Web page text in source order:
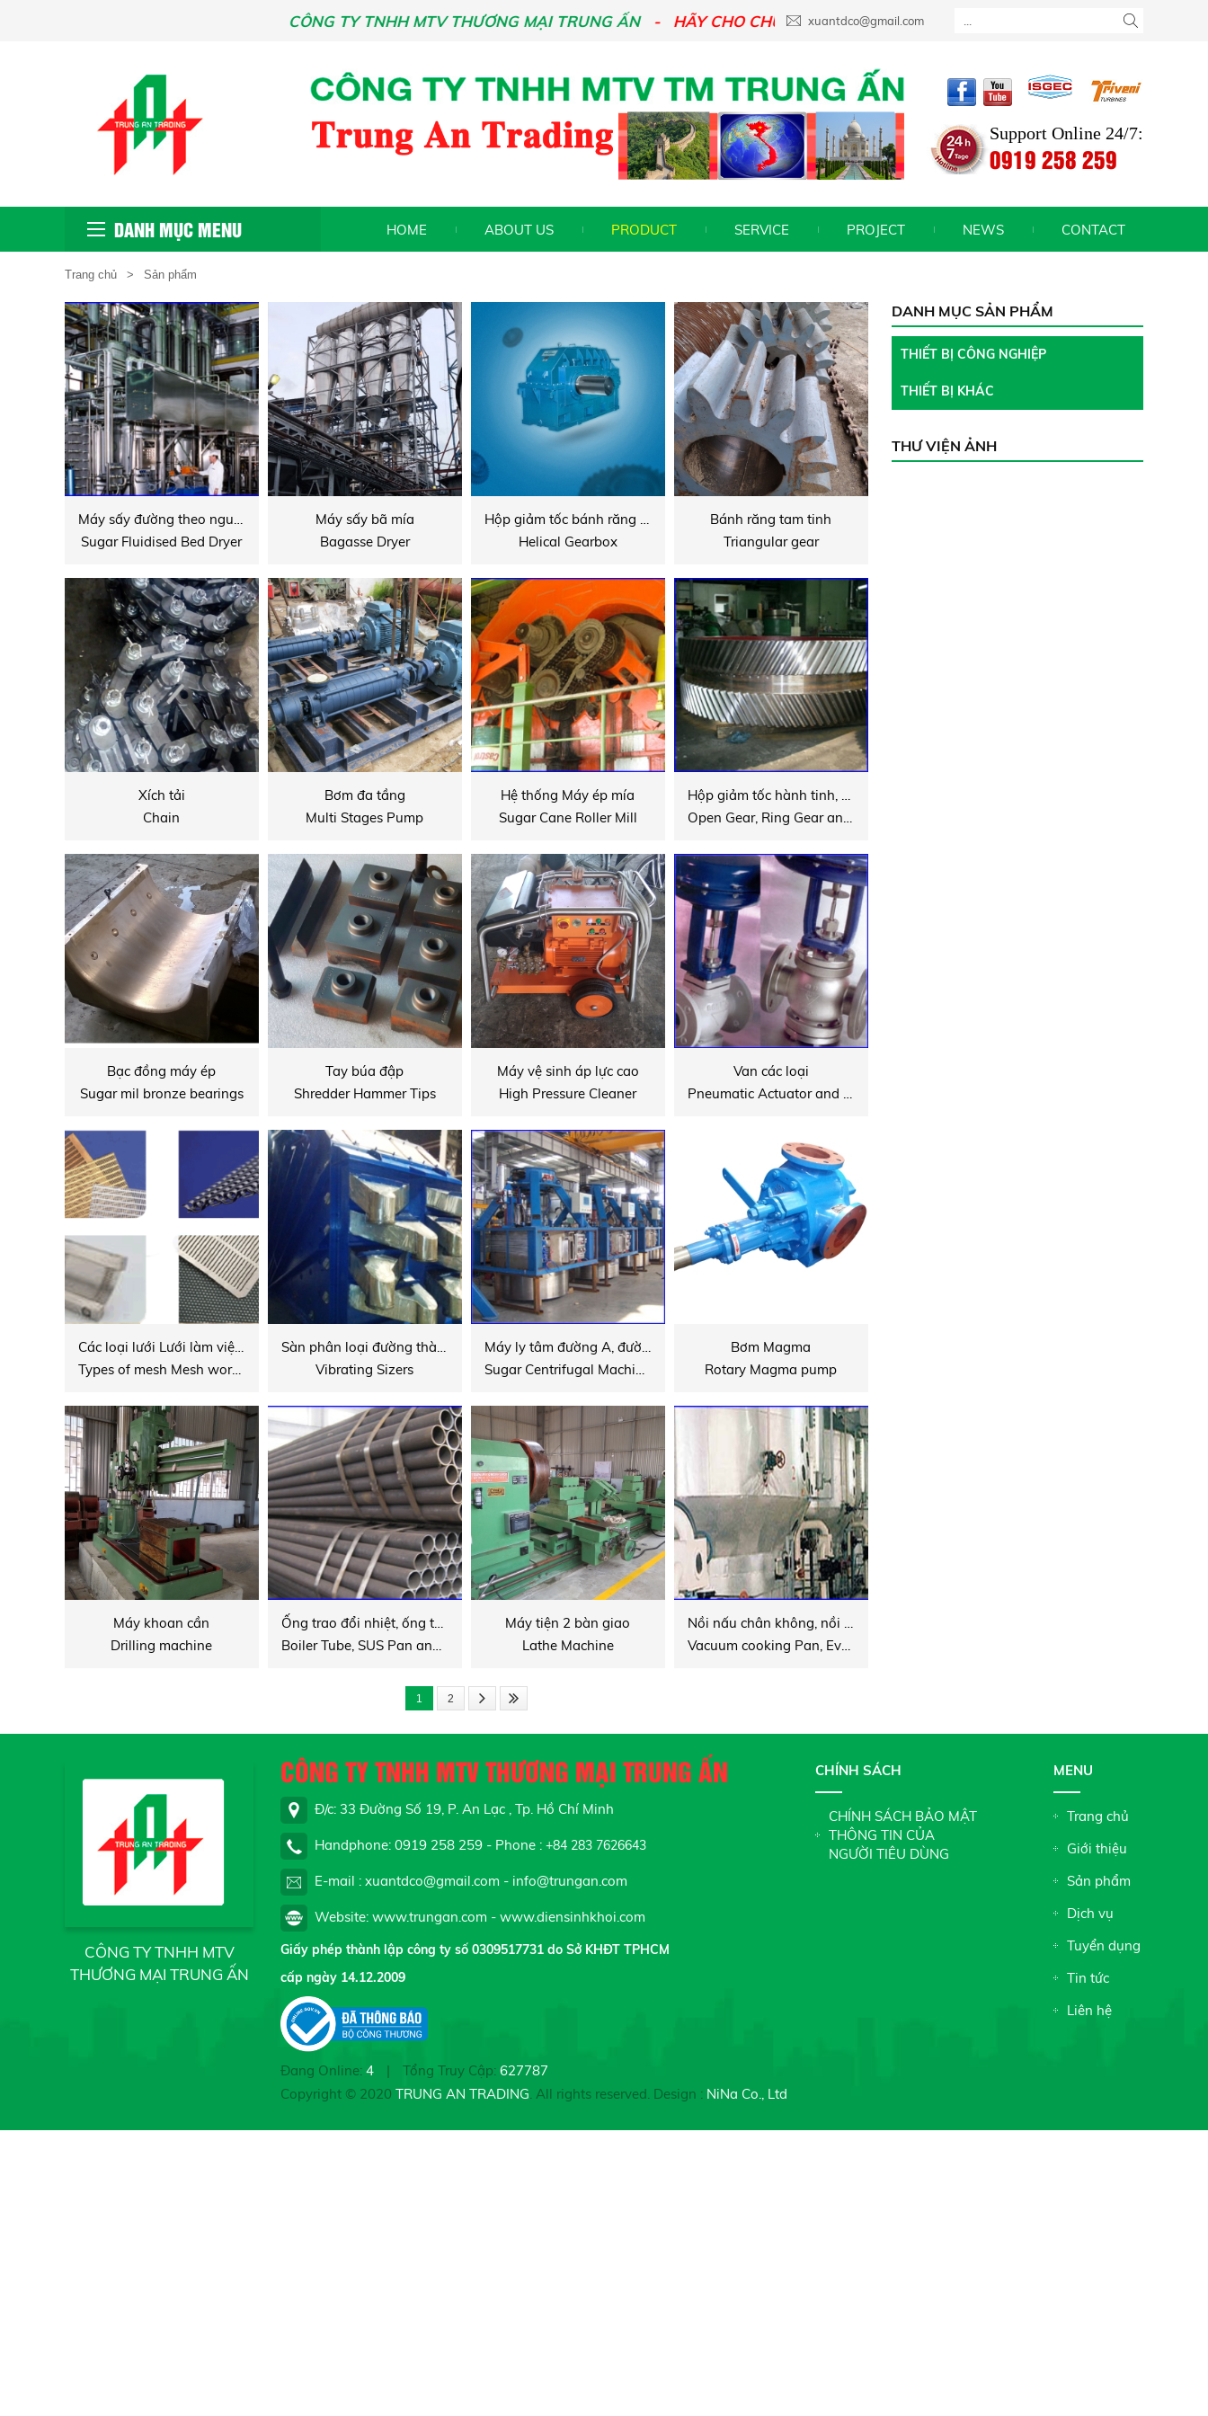
CÔNG TY TNHH MTV THƯƠNG MẠI TRUNG ẤN HÃY CHO CHÚNG TÔI BIẾT NHU CẦU CỦA BẠN
xuantdco@gmail.com
Support Online 24/7:
0919 258 259
DANH MỤC MENU HOME ABOUT US PRODUCT SERVICE PROJECT NEWS CONTACT
Trang chủ Sản phẩm
Máy sấy đường theo nguyên lý tầng sôi
Sugar Fluidised Bed Dryer
Máy sấy bã mía
Bagasse Dryer
Hộp giảm tốc bánh răng nghiêng
Helical Gearbox
Bánh răng tam tinh
Triangular gear
Xích tải
Chain
Bơm đa tầng
Multi Stages Pump
Hệ thống Máy ép mía
Sugar Cane Roller Mill
Hộp giảm tốc hành tinh, hộp giảm tốc hở, kín, vành răng (Phục hồi thay thế)
Open Gear, Ring Gear and Gear Box (Replacement and refurbishment)
Bạc đồng máy ép
Sugar mil bronze bearings
Tay búa đập
Shredder Hammer Tips
Máy vệ sinh áp lực cao
High Pressure Cleaner
Van các loại
Pneumatic Actuator and Electric Actuator Control Valves
Các loại lưới Lưới làm việc cho máy ly tâm
Types of mesh Mesh working for centrifuge
Sàn phân loại đường thành phầm
Vibrating Sizers
Máy ly tâm đường A, đường B, C Lưới máy ly tâm, và các loại phụ tùng nhập khẩu cho thiết bị khác
Sugar Centrifugal Machine Centrifugals Screen, All kinds of imported Spare Parts
Bơm Magma
Rotary Magma pump
Máy khoan cần
Drilling machine
Ống trao đổi nhiệt, ống thép không rỉ cho nồi nấu, nồi bốc
Máy tiện 2 bàn giao
Lathe Machine
Vacuum cooking Pan, Evaporator, Crystalliser
1 2
DANH MỤC SẢN PHẨM
THIẾT BỊ CÔNG NGHIỆP
THIẾT BỊ KHÁC
THƯ VIỆN ẢNH
CÔNG TY TNHH MTV
THƯƠNG MẠI TRUNG ẤN
CÔNG TY TNHH MTV THƯƠNG MẠI TRUNG ẤN
Đ/c: 33 Đường Số 19, P. An Lạc , Tp. Hồ Chí Minh
Handphone: 0919 258 259 - Phone : +84 283 7626643
E-mail : xuantdco@gmail.com - info@trungan.com
Website: www.trungan.com - www.diensinhkhoi.com
Giấy phép thành lập công ty số 0309517731 do Sở KHĐT TPHCM
cấp ngày 14.12.2009
Đang Online: 4 | Tổng Truy Cập: 627787
Copyright © 2020 TRUNG AN TRADING. All rights reserved. Design : NiNa Co., Ltd
CHÍNH SÁCH
CHÍNH SÁCH BẢO MẬT
THÔNG TIN CỦA
NGƯỜI TIÊU DÙNG
MENU
Trang chủ
Giới thiệu
Sản phẩm
Dịch vụ
Tuyển dụng
Tin tức
Liên hệ